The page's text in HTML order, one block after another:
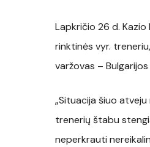
Lapkričio 26 d.
rinktinės vyr.
varžovas –
„Situacija šiuo
trenerių štabu
neperkrauti